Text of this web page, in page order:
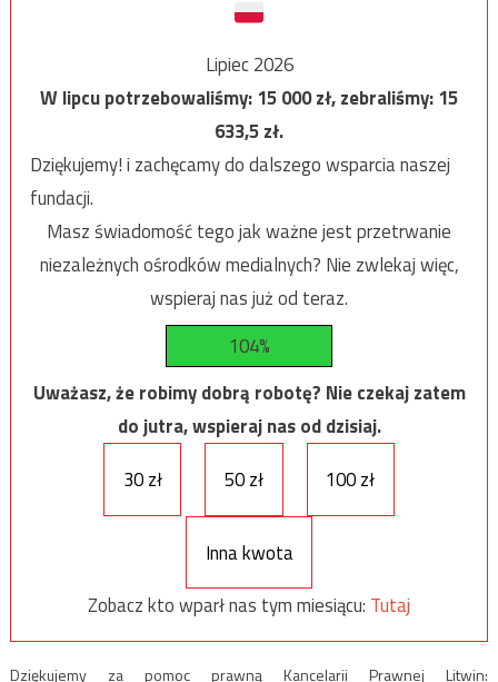
Lipiec 2026
W lipcu potrzebowaliśmy:15 000zł, zebraliśmy:15
633,5zł.
Dziękujemy! i zachęcamy do dalszego wsparcia naszej
fundacji.
Masz świadomość tego jak ważne jest przetrwanie
niezależnych ośrodków medialnych? Nie zwlekaj więc,
wspieraj nas już od teraz.
104%
Uważasz, że robimy dobrą robotę? Nie czekaj zatem
do jutra, wspieraj nas od dzisiaj.
30 zł
50 zł 100 zł
Inna kwota
Zobacz kto wparł nas tym miesiącu: Tutaj
Dziękujemy za pomoc prawną Kancelarii Prawnej Litwin: